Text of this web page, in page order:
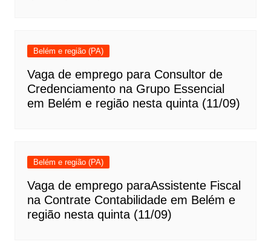
Belém e região (PA)
Vaga de emprego para Consultor de
Credenciamento na Grupo Essencial
em Belém e região nesta quinta (11/09)
Belém e região (PA)
Vaga de emprego paraAssistente Fiscal
na Contrate Contabilidade em Belém e
região nesta quinta (11/09)